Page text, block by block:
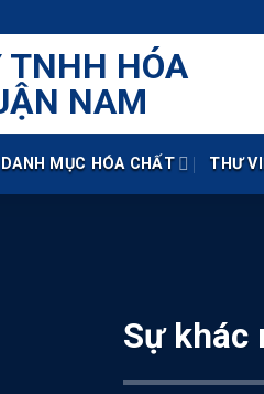
DANH MỤC HÓA CHẤT THƯ
Sự khác